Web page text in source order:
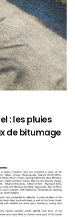
: les pluies
de bitumage